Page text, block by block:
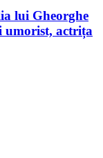
lui Gheorghe
umorist, actrița